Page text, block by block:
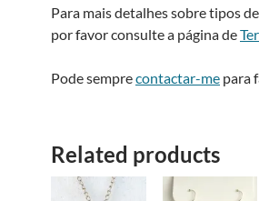
Para mais detalhes sobre tipos
por favor consulte a página de
Pode semprecontactar-me para
Related products